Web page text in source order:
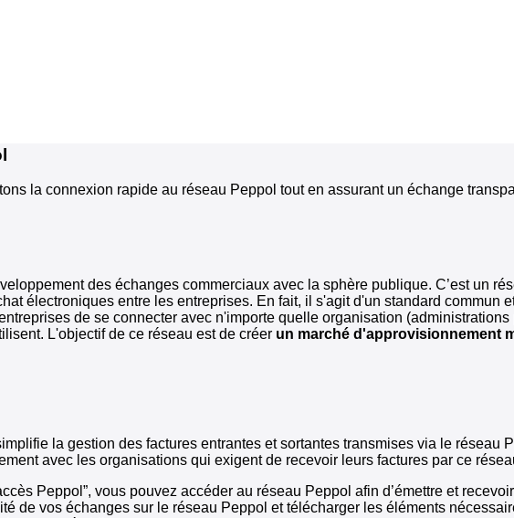
la connexion rapide au réseau Peppol tout en assurant un échange
des échanges commerciaux avec la sphère publique. C’est un
électroniques entre les entreprises. En fait, il s'agit d'un standard commun
de se connecter avec n'importe quelle organisation
L'objectif de ce réseau est de créer un marché d'approvisionnement
la gestion des factures entrantes et sortantes transmises via le réseau
avec les organisations qui exigent de recevoir leurs factures par ce
Peppol”, vous pouvez accéder au réseau Peppol afin d’émettre et
de vos échanges sur le réseau Peppol et télécharger les éléments